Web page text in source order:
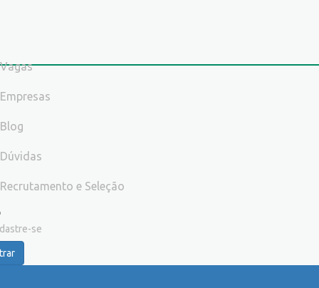
Vagas
Empresas
Blog
Dúvidas
Recrutamento e Seleção
se